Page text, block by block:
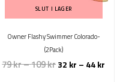
SLUT I LAGER
Owner Flashy Swimmer Colorado-
(2Pack)
79kr–109kr32 kr – 44kr
olika
alternativen
kan
väljas
på